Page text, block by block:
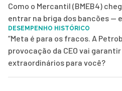
Como o Mercantil (BMEB4)
entrar na briga dos bancões —
DESEMPENHO HISTÓRICO
“Meta é para os fracos. A
provocação da CEO vai
extraordinários para você?